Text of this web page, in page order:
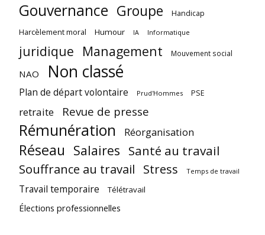
Gouvernance Groupe Handicap
Harcèlement moral Humour IA Informatique
juridique Management Mouvement social
NAO Non classé
Plan de départ volontaire Prud'Hommes PSE
retraite Revue de presse
Rémunération Réorganisation
Réseau Salaires Santé au travail
Souffrance au travail Stress Temps de travail
Travail temporaire Télétravail
Élections professionnelles